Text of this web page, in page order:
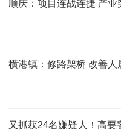
顺庆：项目连战连捷 产业
横港镇：修路架桥 改善人
又抓获24名嫌疑人！高